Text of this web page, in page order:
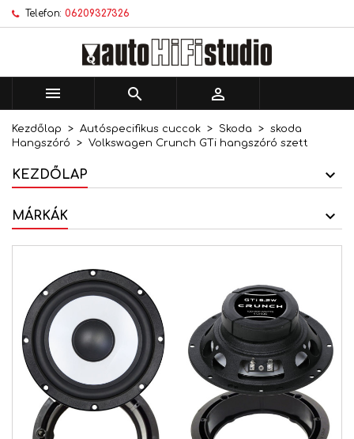
Telefon: 06209327326
  
Kezdőlap Autóspecifikus cuccok Skoda
skoda
Hangszóró
Volkswagen Crunch GTi hangszóró szett
KEZDŐLAP
MÁRKÁK
Kívánságlistáim ×
Új lista létrehozása
Kívánságlista létrehozása ×
Kívánságlista neve
Bejelentkezés ×
történő mentéséhez.
Mégsem Bejelentkezés